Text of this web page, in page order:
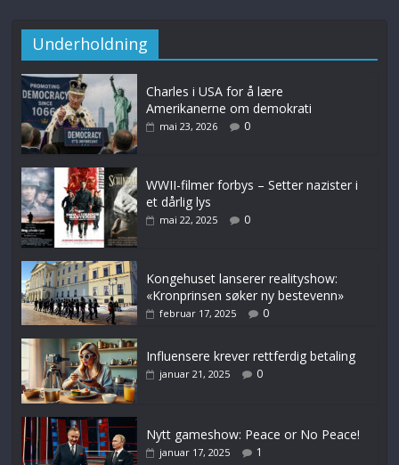
Underholdning
Charles i USA for å lære
Amerikanerne om demokrati
mai 23, 2026 0
WWII-filmer forbys – Setter nazister i
et dårlig lys
mai 22, 2025 0
Kongehuset lanserer realityshow:
«Kronprinsen søker ny bestevenn»
februar 17, 2025 0
Influensere krever rettferdig betaling
januar 21, 2025 0
Nytt gameshow: Peace or No Peace!
januar 17, 2025 1